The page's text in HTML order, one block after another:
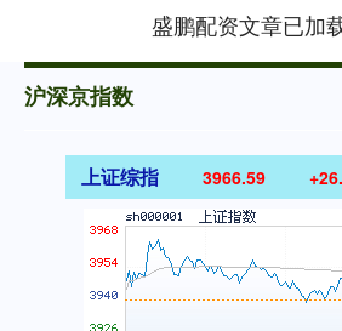
盛鹏配资文章已加
沪深京指数
上证综指 3966.59